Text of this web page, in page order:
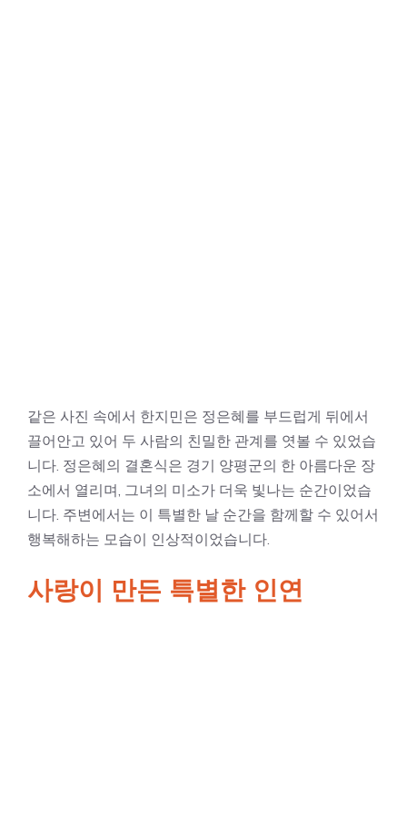
같은 사진 속에서 한지민은 정은혜를 부드럽게 뒤에서
끌어안고 있어 두 사람의 친밀한 관계를 엿볼 수 있었습
니다. 정은혜의 결혼식은 경기 양평군의 한 아름다운 장
소에서 열리며, 그녀의 미소가 더욱 빛나는 순간이었습
니다. 주변에서는 이 특별한 날 순간을 함께할 수 있어서
행복해하는 모습이 인상적이었습니다.
사랑이 만든 특별한 인연